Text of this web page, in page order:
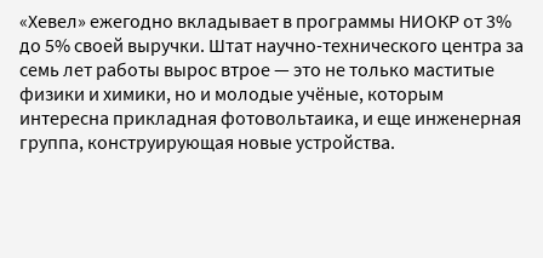
«Хевел» ежегодно вкладывает в программы НИОКР от 3%
до 5% своей выручки. Штат научно-технического центра за
семь лет работы вырос втрое — это не только маститые
физики и химики, но и молодые учёные, которым
интересна прикладная фотовольтаика, и еще инженерная
группа, конструирующая новые устройства.